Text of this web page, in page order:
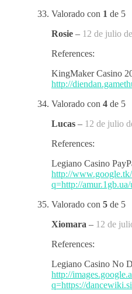
Valorado con 1 de 5
Rosie – 12 de julio
References:
KingMaker Casino
http://
Valorado con 4 de 5
Lucas – 12 de julio
References:
Legiano Casino
http://
q=http://
Valorado con 5 de 5
Xiomara – 12 de
References:
Legiano Casino No
http://
q=https://